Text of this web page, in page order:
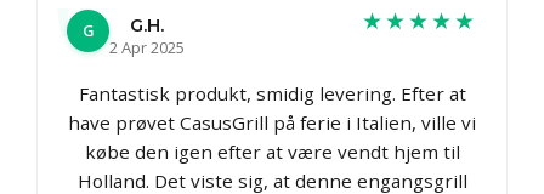
G
G.H.
2 Apr 2025
★★★★★
Fantastisk produkt, smidig levering. Efter at
have prøvet CasusGrill på ferie i Italien, ville vi
købe den igen efter at være vendt hjem til
Holland. Det viste sig, at denne engangsgrill